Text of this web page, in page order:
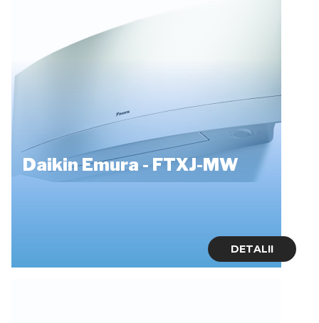
Daikin Emura - FTXJ-MW
DETALII